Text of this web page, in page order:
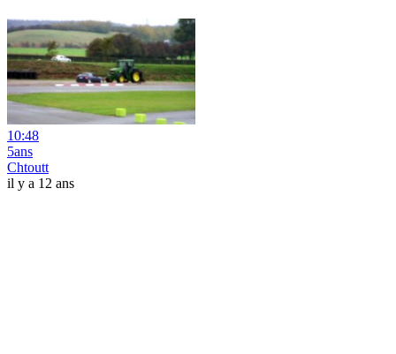
10:48
5ans
Chtoutt
il y a 12 ans